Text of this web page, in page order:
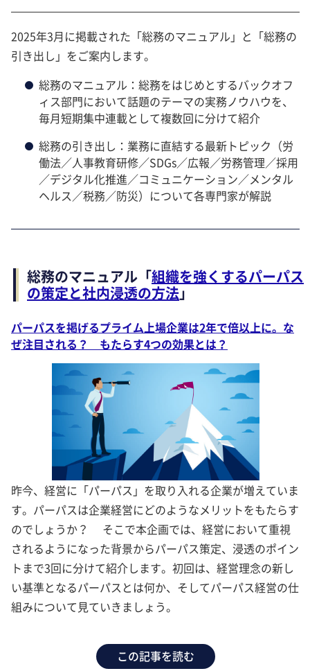
2025年3月に掲載された「総務のマニュアル」と「総務の
引き出し」をご案内します。
総務のマニュアル：総務をはじめとするバックオフ
ィス部門において話題のテーマの実務ノウハウを、
毎月短期集中連載として複数回に分けて紹介
総務の引き出し：業務に直結する最新トピック（労
働法／人事教育研修／SDGs／広報／労務管理／採用
／デジタル化推進／コミュニケーション／メンタル
ヘルス／税務／防災）について各専門家が解説
総務のマニュアル「組織を強くするパーパス
の策定と社内浸透の方法」
パーパスを掲げるプライム上場企業は2年で倍以上に。な
ぜ注目される？ もたらす4つの効果とは？
昨今、経営に「パーパス」を取り入れる企業が増えていま
す。パーパスは企業経営にどのようなメリットをもたらす
のでしょうか？ そこで本企画では、経営において重視
されるようになった背景からパーパス策定、浸透のポイン
トまで3回に分けて紹介します。初回は、経営理念の新し
い基準となるパーパスとは何か、そしてパーパス経営の仕
組みについて見ていきましょう。
この記事を読む